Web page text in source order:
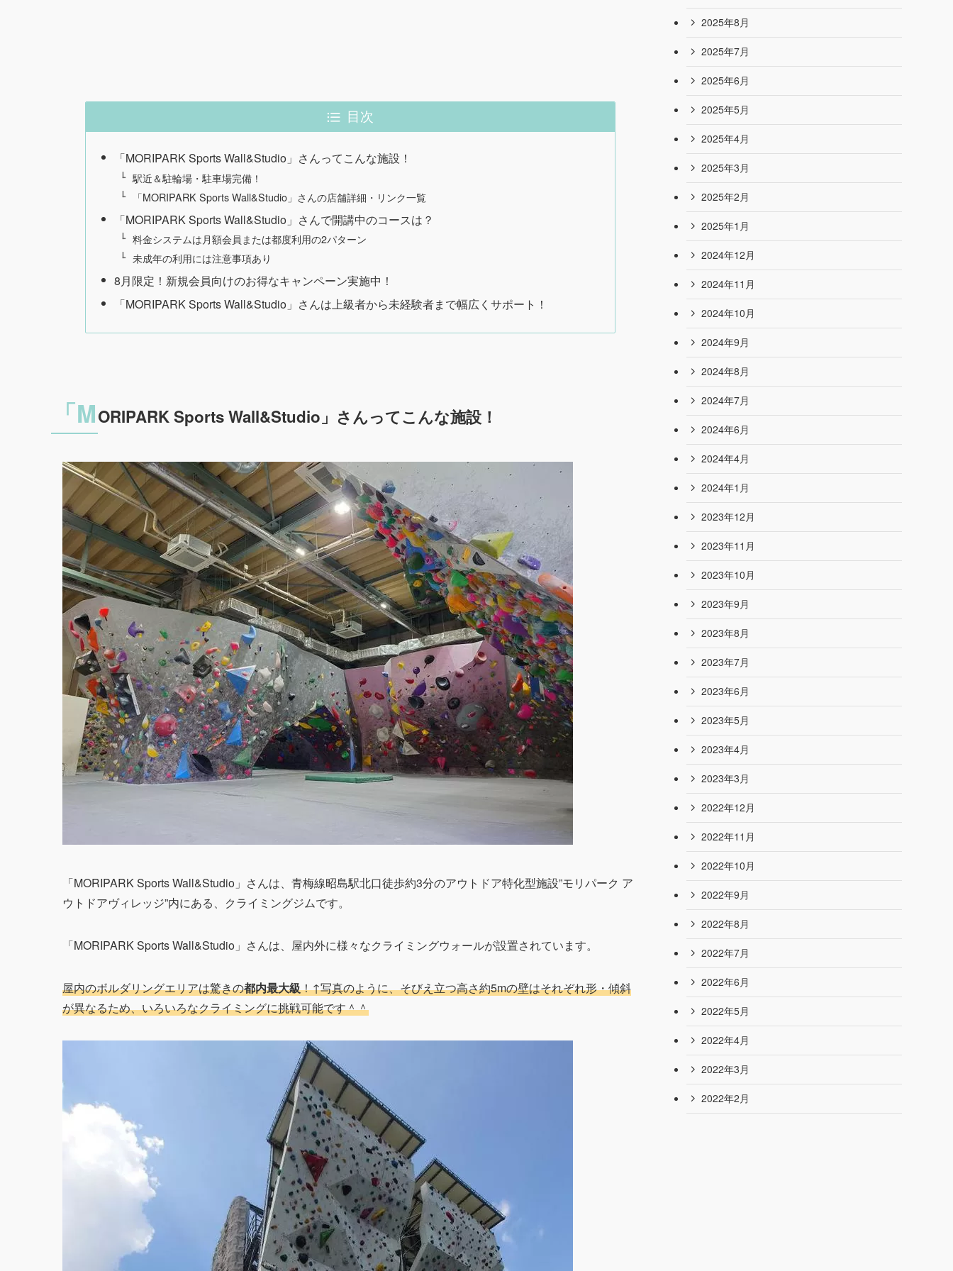
目次
「MORIPARK Sports Wall&Studio」さんってこんな施設！
駅近＆駐輪場・駐車場完備！
「MORIPARK Sports Wall&Studio」さんの店舗詳細・リンク一覧
「MORIPARK Sports Wall&Studio」さんで開講中のコースは？
料金システムは月額会員または都度利用の2パターン
未成年の利用には注意事項あり
8月限定！新規会員向けのお得なキャンペーン実施中！
「MORIPARK Sports Wall&Studio」さんは上級者から未経験者まで幅広くサポート！
「MORIPARK Sports Wall&Studio」さんってこんな施設！
「MORIPARK Sports Wall&Studio」さんは、青梅線昭島駅北口徒歩約3分のアウトドア特化型施設”モリパーク ア
ウトドアヴィレッジ”内にある、クライミングジムです。
「MORIPARK Sports Wall&Studio」さんは、屋内外に様々なクライミングウォールが設置されています。
屋内のボルダリングエリアは驚きの都内最大級！↑写真のように、そびえ立つ高さ約5mの壁はそれぞれ形・傾斜
が異なるため、いろいろなクライミングに挑戦可能です＾＾
2025年8月
2025年7月
2025年6月
2025年5月
2025年4月
2025年3月
2025年2月
2025年1月
2024年12月
2024年11月
2024年10月
2024年9月
2024年8月
2024年7月
2024年6月
2024年4月
2024年1月
2023年12月
2023年11月
2023年10月
2023年9月
2023年8月
2023年7月
2023年6月
2023年5月
2023年4月
2023年3月
2022年12月
2022年11月
2022年10月
2022年9月
2022年8月
2022年7月
2022年6月
2022年5月
2022年4月
2022年3月
2022年2月